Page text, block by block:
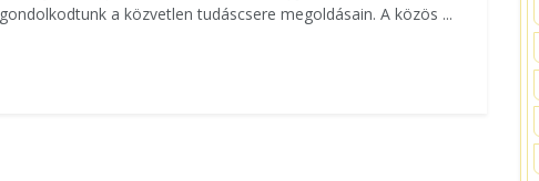
gondolkodtunk a közvetlen tudáscsere megoldásain. A közös ...